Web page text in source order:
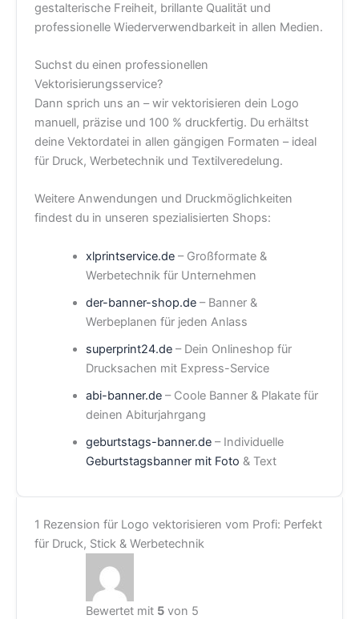
gestalterische Freiheit, brillante Qualität und
professionelle Wiederverwendbarkeit in allen Medien.
Suchst du einen professionellen
Vektorisierungsservice?
Dann sprich uns an – wir vektorisieren dein Logo
manuell, präzise und 100 % druckfertig. Du erhältst
deine Vektordatei in allen gängigen Formaten – ideal
für Druck, Werbetechnik und Textilveredelung.
Weitere Anwendungen und Druckmöglichkeiten
findest du in unseren spezialisierten Shops:
xlprintservice.de– Großformate &
Werbetechnik für Unternehmen
der-banner-shop.de– Banner &
Werbeplanen für jeden Anlass
superprint24.de– Dein Onlineshop für
Drucksachen mit Express-Service
abi-banner.de– Coole Banner & Plakate für
deinen Abiturjahrgang
geburtstags-banner.de– Individuelle
Geburtstagsbanner mit Foto & Text
1 Rezension für Logo vektorisieren vom Profi: Perfekt
für Druck, Stick & Werbetechnik
Bewertet mit 5von 5